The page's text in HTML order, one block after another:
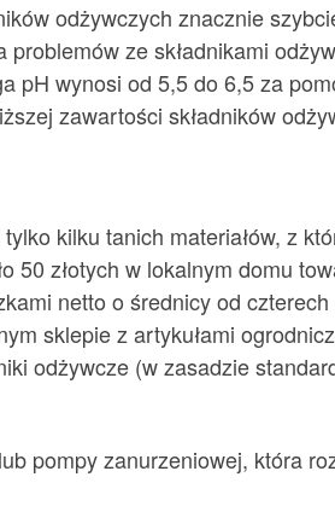
odżywczych znacznie
ze składnikami
pH wynosi od 5,5 do 6,5 za
zawartości składników
kilku tanich materiałów, z
50 złotych w lokalnym domu
netto o średnicy od
sklepie z artykułami
odżywcze (w zasadzie
pompy zanurzeniowej, która